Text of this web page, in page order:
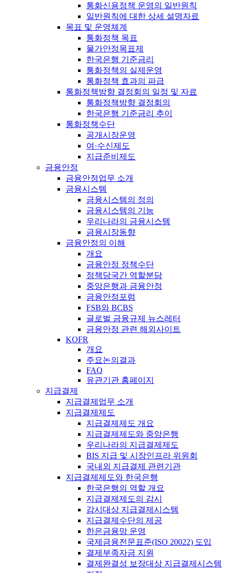
통화신용정책 운영의 일반원칙
일반원칙에 대한 상세 설명자료
목표 및 운영체계
통화정책 목표
물가안정목표제
한국은행 기준금리
통화정책의 실제운영
통화정책 효과의 파급
통화정책방향 결정회의 일정 및 자료
통화정책방향 결정회의
한국은행 기준금리 추이
통화정책수단
공개시장운영
여·수신제도
지급준비제도
금융안정
금융안정업무 소개
금융시스템
금융시스템의 정의
금융시스템의 기능
우리나라의 금융시스템
금융시장동향
금융안정의 이해
개요
금융안정 정책수단
정책당국간 역할분담
중앙은행과 금융안정
금융안정포럼
FSB와 BCBS
글로벌 금융규제 뉴스레터
금융안정 관련 해외사이트
KOFR
개요
주요논의결과
FAQ
유관기관 홈페이지
지급결제
지급결제업무 소개
지급결제제도
지급결제제도 개요
지급결제제도와 중앙은행
우리나라의 지급결제제도
BIS 지급 및 시장인프라 위원회
국내외 지급결제 관련기관
지급결제제도와 한국은행
한국은행의 역할 개요
지급결제제도의 감시
감시대상 지급결제시스템
지급결제수단의 제공
한은금융망 운영
국제금융전문표준(ISO 20022) 도입
결제부족자금 지원
결제완결성 보장대상 지급결제시스템